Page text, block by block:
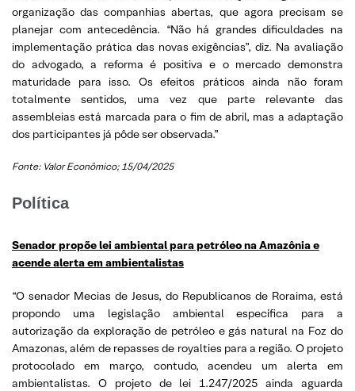
organização das companhias abertas, que agora precisam se
planejar com antecedência. “Não há grandes dificuldades na
implementação prática das novas exigências”, diz. Na avaliação
do advogado, a reforma é positiva e o mercado demonstra
maturidade para isso. Os efeitos práticos ainda não foram
totalmente sentidos, uma vez que parte relevante das
assembleias está marcada para o fim de abril, mas a adaptação
dos participantes já pôde ser observada.”
Fonte: Valor Econômico; 15/04/2025
Política
Senador propõe lei ambiental para petróleo na Amazônia e
acende alerta em ambientalistas
“O senador Mecias de Jesus, do Republicanos de Roraima, está
propondo uma legislação ambiental específica para a
autorização da exploração de petróleo e gás natural na Foz do
Amazonas, além de repasses de royalties para a região. O projeto
protocolado em março, contudo, acendeu um alerta em
ambientalistas. O projeto de lei 1.247/2025 ainda aguarda